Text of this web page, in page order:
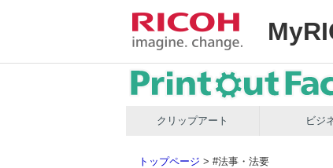
クリップアート ビジ
トップページ > #法事・法要